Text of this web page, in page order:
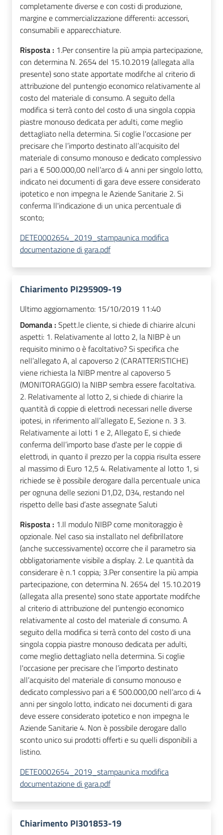
completamente diverse e con costi di produzione,
margine e commercializzazione differenti: accessori,
consumabili e apparecchiature.
Risposta : 1.Per consentire la più ampia partecipazione,
con determina N. 2654 del 15.10.2019 (allegata alla
presente) sono state apportate modifche al criterio di
attribuzione del puntengio economico relativamente al
costo del materiale di consumo. A seguito della
modifica si terrà conto del costo di una singola coppia
piastre monouso dedicata per adulti, come meglio
dettagliato nella determina. Si coglie l'occasione per
precisare che l’importo destinato all’acquisito del
materiale di consumo monouso e dedicato complessivo
pari a € 500.000,00 nell’arco di 4 anni per singolo lotto,
indicato nei documenti di gara deve essere considerato
ipotetico e non impegna le Aziende Sanitarie 2. Si
conferma ll'indicazione di un unica percentuale di
sconto;
DETE0002654_2019_stampaunica modifica
documentazione di gara.pdf
Chiarimento PI295909-19
Ultimo aggiornamento: 15/10/2019 11:40
Domanda : Spett.le cliente, si chiede di chiarire alcuni
aspetti: 1. Relativamente al lotto 2, la NIBP è un
requisito minimo o è facoltativo? Si specifica che
nell’allegato A, al capoverso 2 (CARATTERISTICHE)
viene richiesta la NIBP mentre al capoverso 5
(MONITORAGGIO) la NIBP sembra essere facoltativa.
2. Relativamente al lotto 2, si chiede di chiarire la
quantità di coppie di elettrodi necessari nelle diverse
ipotesi, in riferimento all’allegato E, Sezione n. 3 3.
Relativamente ai lotti 1 e 2, Allegato E, si chiede
conferma dell’importo base d’aste per le coppie di
elettrodi, in quanto il prezzo per la coppia risulta essere
al massimo di Euro 12,5 4. Relativamente al lotto 1, si
richiede se è possibile derogare dalla percentuale unica
per ognuna delle sezioni D1,D2, D34, restando nel
rispetto delle basi d’aste assegnate Saluti
Risposta : 1.Il modulo NIBP come monitoraggio è
opzionale. Nel caso sia installato nel defibrillatore
(anche successivamente) occorre che il parametro sia
obbligatoriamente visibile a display. 2. Le quantità da
considerare è n.1 coppia; 3.Per consentire la più ampia
partecipazione, con determina N. 2654 del 15.10.2019
(allegata alla presente) sono state apportate modifche
al criterio di attribuzione del puntengio economico
relativamente al costo del materiale di consumo. A
seguito della modifica si terrà conto del costo di una
singola coppia piastre monouso dedicata per adulti,
come meglio dettagliato nella determina. Si coglie
l'occasione per precisare che l’importo destinato
all’acquisito del materiale di consumo monouso e
dedicato complessivo pari a € 500.000,00 nell’arco di 4
anni per singolo lotto, indicato nei documenti di gara
deve essere considerato ipotetico e non impegna le
Aziende Sanitarie 4. Non è possibile derogare dallo
sconto unico sui prodotti offerti e su quelli disponibili a
listino.
DETE0002654_2019_stampaunica modifica
documentazione di gara.pdf
Chiarimento PI301853-19